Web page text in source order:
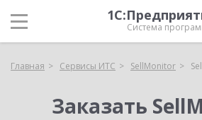
Система
Главная Сервисы ИТС SellMonitor
Заказать